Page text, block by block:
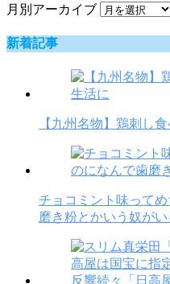
月別アーカイブ
新着記事
【九州名物】鶏刺し
チョコミント味って
磨き粉とかいう奴がい